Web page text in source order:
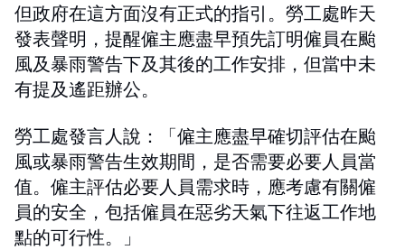
但政府在這方面沒有正式的指引。勞工處昨天
發表聲明，提醒僱主應盡早預先訂明僱員在颱
風及暴雨警告下及其後的工作安排，但當中未
有提及遙距辦公。
勞工處發言人說：「僱主應盡早確切評估在颱
風或暴雨警告生效期間，是否需要必要人員當
值。僱主評估必要人員需求時，應考慮有關僱
員的安全，包括僱員在惡劣天氣下往返工作地
點的可行性。」